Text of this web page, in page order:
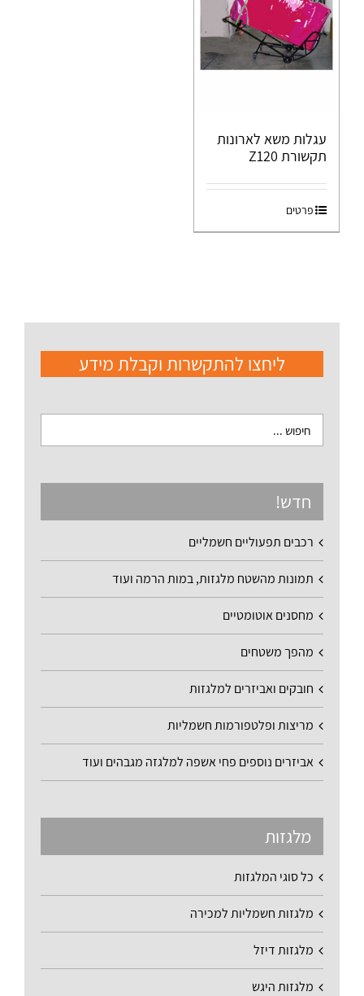
עגלות משא לארונות
תקשורת Z120
פרטים
ליחצו להתקשרות וקבלת מידע
חדש!
רכבים תפעוליים חשמליים
תמונות מהשטח מלגזות, במות הרמה ועוד
מחסנים אוטומטיים
מהפך משטחים
חובקים ואביזרים למלגזות
מריצות ופלטפורמות חשמליות
אביזרים נוספים פחי אשפה למלגזה מגבהים ועוד
מלגזות
כל סוגי המלגזות
מלגזות חשמליות למכירה
מלגזות דיזל
מלגזות היגש